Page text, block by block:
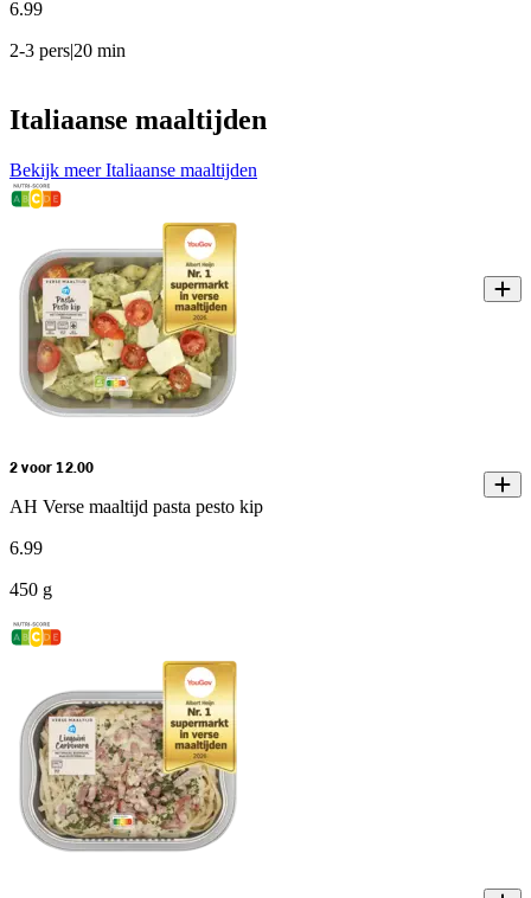
6.99
2-3 pers|20 min
Italiaanse maaltijden
Bekijk meer Italiaanse maaltijden
2 voor 12.00
AH Verse maaltijd pasta pesto kip
6.99
450 g